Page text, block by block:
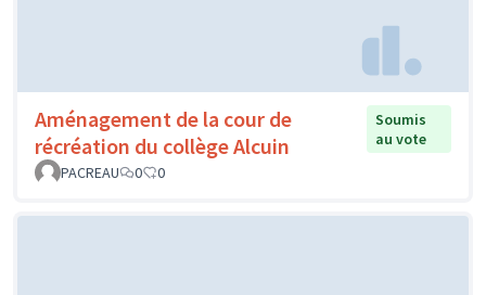
Aménagement de la cour de
récréation du collège Alcuin
Soumis
au vote
PACREAU
0 0